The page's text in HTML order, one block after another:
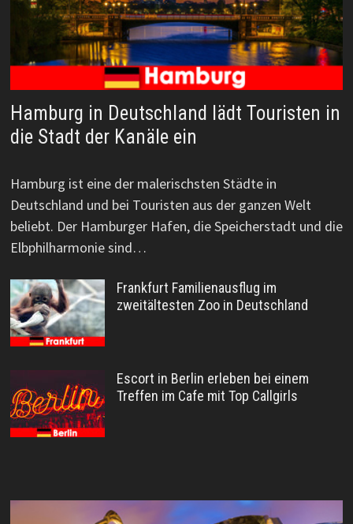
Hamburg in Deutschland lädt Touristen in
die Stadt der Kanäle ein
Hamburg ist eine der malerischsten Städte in
Deutschland und bei Touristen aus der ganzen Welt
beliebt. Der Hamburger Hafen, die Speicherstadt und die
Elbphilharmonie sind…
Frankfurt Familienausflug im
zweitältesten Zoo in Deutschland
Escort in Berlin erleben bei einem
Treffen im Cafe mit Top Callgirls